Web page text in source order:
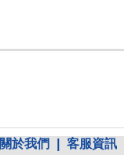
關於我們
客服資訊